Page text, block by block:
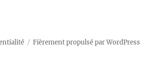
Fièrement propulsé par WordPress